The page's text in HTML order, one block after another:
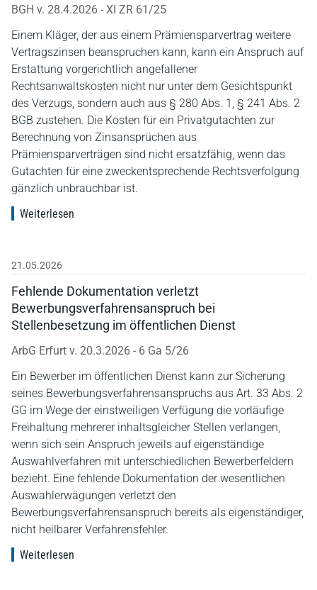
BGH v. 28.4.2026 - XI ZR 61/25
Einem Kläger, der aus einem Prämiensparvertrag weitere
Vertragszinsen beanspruchen kann, kann ein Anspruch auf
Erstattung vorgerichtlich angefallener
Rechtsanwaltskosten nicht nur unter dem Gesichtspunkt
des Verzugs, sondern auch aus § 280 Abs. 1, § 241 Abs. 2
BGB zustehen. Die Kosten für ein Privatgutachten zur
Berechnung von Zinsansprüchen aus
Prämiensparverträgen sind nicht ersatzfähig, wenn das
Gutachten für eine zweckentsprechende Rechtsverfolgung
gänzlich unbrauchbar ist.
Weiterlesen
21.05.2026
Fehlende Dokumentation verletzt
Bewerbungsverfahrensanspruch bei
Stellenbesetzung im öffentlichen Dienst
ArbG Erfurt v. 20.3.2026 - 6 Ga 5/26
Ein Bewerber im öffentlichen Dienst kann zur Sicherung
seines Bewerbungsverfahrensanspruchs aus Art. 33 Abs. 2
GG im Wege der einstweiligen Verfügung die vorläufige
Freihaltung mehrerer inhaltsgleicher Stellen verlangen,
wenn sich sein Anspruch jeweils auf eigenständige
Auswahlverfahren mit unterschiedlichen Bewerberfeldern
bezieht. Eine fehlende Dokumentation der wesentlichen
Auswahlerwägungen verletzt den
Bewerbungsverfahrensanspruch bereits als eigenständiger,
nicht heilbarer Verfahrensfehler.
Weiterlesen